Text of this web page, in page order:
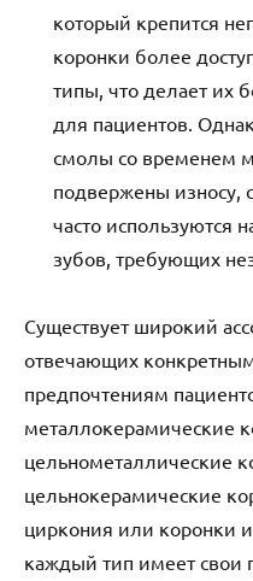
который крепится
коронки более
типы, что делает их
для пациентов.
смолы со временем
подвержены
часто используются
зубов, требующих
Существует широкий
отвечающих
предпочтениям
металлокерамические
цельнометаллические
цельнокерамические
циркония или коронки
каждый тип имеет свои